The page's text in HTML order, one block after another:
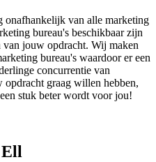
onafhankelijk van alle marketing
bureau's beschikbaar zijn
jouw opdracht. Wij maken
bureau's waardoor er een
concurrentie van
graag willen hebben,
stuk beter wordt voor jou!
Ell